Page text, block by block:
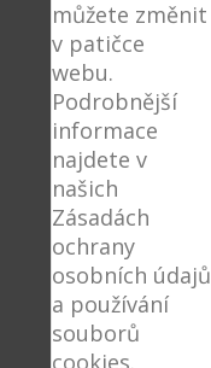
můžete změnit
v patičce
webu.
Podrobnější
informace
najdete v
našich
Zásadách
ochrany
osobních údajů
a používání
souborů
cookies.